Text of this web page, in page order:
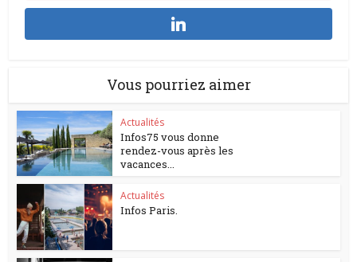
Vous pourriez aimer
Actualités
Infos75 vous donne
rendez-vous après les
vacances...
Actualités
Infos Paris.